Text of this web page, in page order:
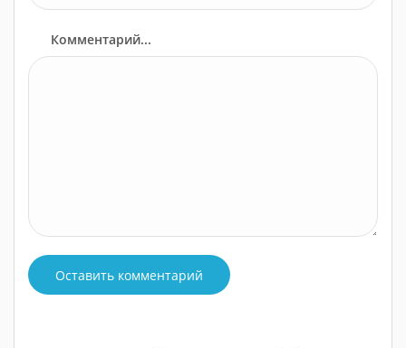
Комментарий...
Оставить комментарий